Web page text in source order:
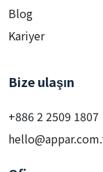
Blog
Kariyer
Bize ulaşın
+886 2 2509 1807